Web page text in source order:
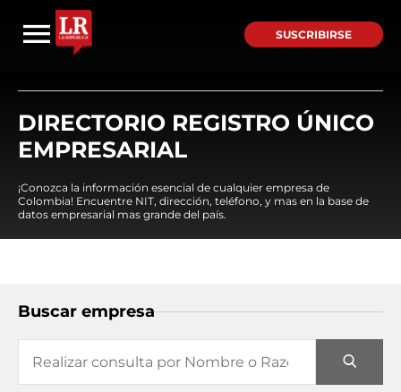
SUSCRIBIRSE
DIRECTORIO REGISTRO ÚNICO
EMPRESARIAL
¡Conozca la información esencial de cualquier empresa de
Colombia! Encuentre NIT, dirección, teléfono, y mas en la base de
datos empresarial mas grande del país.
Buscar empresa